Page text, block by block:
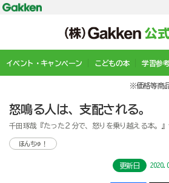
イベント・キャンペーン こどもの本 学習参
※価格等商
怒鳴る人は、支配される。
千田琢哉『たった２分で、怒りを乗り越える本。
ほんちゅ！
更新日